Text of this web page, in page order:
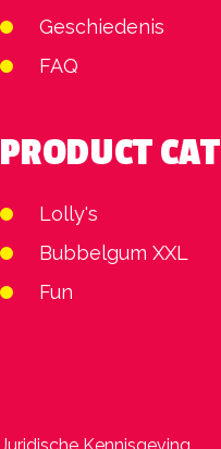
Geschiedenis
FAQ
PRODUCT
Lolly's
Bubbelgum XXL
Fun